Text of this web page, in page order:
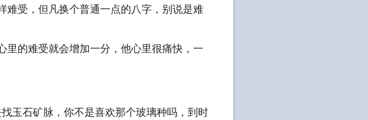
难受，但凡换个普通一点的八字，别说是难
里的难受就会增加一分，他心里很痛快，一
玉石矿脉，你不是喜欢那个玻璃种吗，到时